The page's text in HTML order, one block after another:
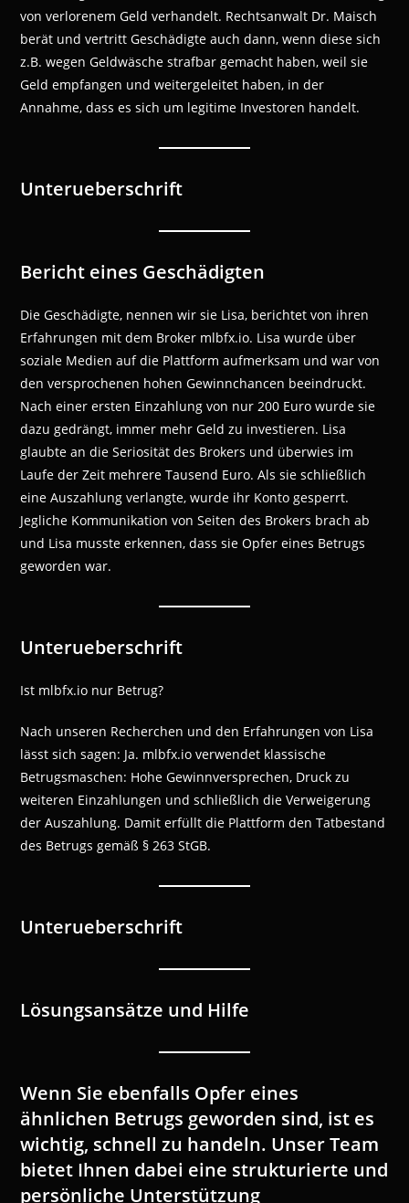
von verlorenem Geld verhandelt. Rechtsanwalt Dr. Maisch
berät und vertritt Geschädigte auch dann, wenn diese sich
z.B. wegen Geldwäsche strafbar gemacht haben, weil sie
Geld empfangen und weitergeleitet haben, in der
Annahme, dass es sich um legitime Investoren handelt.
Unterueberschrift
Bericht eines Geschädigten
Die Geschädigte, nennen wir sie Lisa, berichtet von ihren
Erfahrungen mit dem Broker mlbfx.io. Lisa wurde über
soziale Medien auf die Plattform aufmerksam und war von
den versprochenen hohen Gewinnchancen beeindruckt.
Nach einer ersten Einzahlung von nur 200 Euro wurde sie
dazu gedrängt, immer mehr Geld zu investieren. Lisa
glaubte an die Seriosität des Brokers und überwies im
Laufe der Zeit mehrere Tausend Euro. Als sie schließlich
eine Auszahlung verlangte, wurde ihr Konto gesperrt.
Jegliche Kommunikation von Seiten des Brokers brach ab
und Lisa musste erkennen, dass sie Opfer eines Betrugs
geworden war.
Unterueberschrift
Ist mlbfx.io nur Betrug?
Nach unseren Recherchen und den Erfahrungen von Lisa
lässt sich sagen: Ja. mlbfx.io verwendet klassische
Betrugsmaschen: Hohe Gewinnversprechen, Druck zu
weiteren Einzahlungen und schließlich die Verweigerung
der Auszahlung. Damit erfüllt die Plattform den Tatbestand
des Betrugs gemäß § 263 StGB.
Unterueberschrift
Lösungsansätze und Hilfe
Wenn Sie ebenfalls Opfer eines
ähnlichen Betrugs geworden sind, ist es
wichtig, schnell zu handeln. Unser Team
bietet Ihnen dabei eine strukturierte und
persönliche Unterstützung